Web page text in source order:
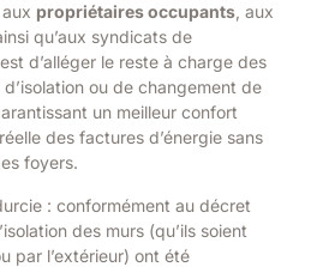
propriétaires occupants , aux
qu’aux syndicats de
d’alléger le reste à charge des
ou de changement de
un meilleur confort
des factures d’énergie sans
foyers.
: conformément au décret
des murs (qu’ils soient
par l’extérieur) ont été